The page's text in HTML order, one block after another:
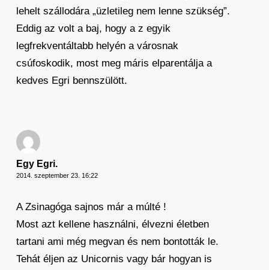
lehelt szállodára „üzletileg nem lenne szükség”.
Eddig az volt a baj, hogy a z egyik
legfrekventáltabb helyén a városnak
csúfoskodik, most meg máris elparentálja a
kedves Egri bennszülött.
Egy Egri.
2014. szeptember 23. 16:22
A Zsinagóga sajnos már a múlté !
Most azt kellene használni, élvezni életben
tartani ami még megvan és nem bontották le.
Tehát éljen az Unicornis vagy bár hogyan is